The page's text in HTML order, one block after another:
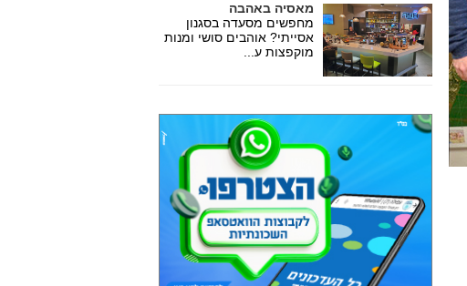
מאסיה באהבה
מחפשים מסעדה בסגנון
אסייתי? אוהבים סושי ומנות
מוקפצות ע...